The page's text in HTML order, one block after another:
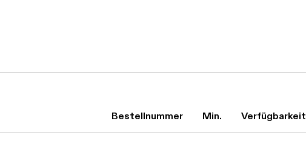
Bestellnummer Min. Verfügbarkeit